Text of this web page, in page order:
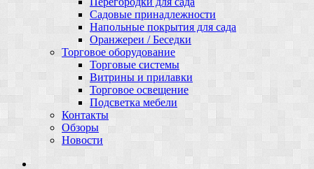
Садовые принадлежности
Напольные покрытия для сада
Оранжереи / Беседки
Торговое оборудование
Торговые системы
Витрины и прилавки
Торговое освещение
Подсветка мебели
Контакты
Обзоры
Новости